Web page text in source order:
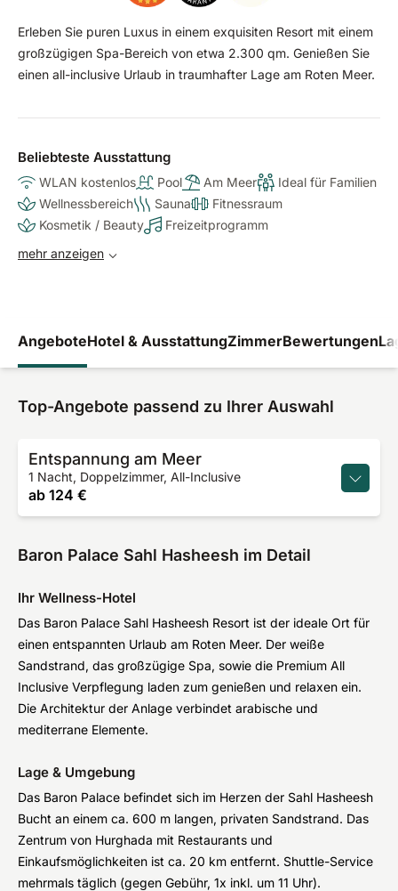
Erleben Sie puren Luxus in einem exquisiten Resort mit einem
großzügigen Spa-Bereich von etwa 2.300 qm. Genießen Sie
einen all-inclusive Urlaub in traumhafter Lage am Roten Meer.
Beliebteste Ausstattung
WLAN kostenlos Pool Am Meer
Ideal für Familien
Wellnessbereich
Sauna
Fitnessraum
Kosmetik / Beauty
Freizeitprogramm
mehr anzeigen
AngeboteHotel & AusstattungZimmerBewertungen
Top-Angebote passend zu Ihrer Auswahl
Entspannung am Meer
1 Nacht, Doppelzimmer, All-Inclusive
ab 124 €
Baron Palace Sahl Hasheesh im Detail
Ihr Wellness-Hotel
Das Baron Palace Sahl Hasheesh Resort ist der ideale Ort für
einen entspannten Urlaub am Roten Meer. Der weiße
Sandstrand, das großzügige Spa, sowie die Premium All
Inclusive Verpflegung laden zum genießen und relaxen ein.
Die Architektur der Anlage verbindet arabische und
mediterrane Elemente.
Lage & Umgebung
Das Baron Palace befindet sich im Herzen der Sahl Hasheesh
Bucht an einem ca. 600 m langen, privaten Sandstrand. Das
Zentrum von Hurghada mit Restaurants und
Einkaufsmöglichkeiten ist ca. 20 km entfernt. Shuttle-Service
mehrmals täglich (gegen Gebühr, 1x inkl. um 11 Uhr).